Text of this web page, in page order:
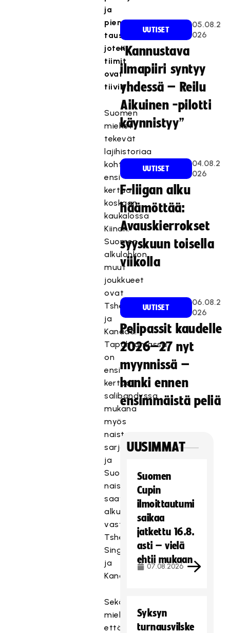
ja
pienen
taustaryhmän,
joten
tiimit
ovat
tiiviit.
Suomen
miehet
tekevät
lajihistoriaa
kohtaamalla
ensi
kertaa
koskaan
kaukalossa
Kiinan.
Suomen
alkulohkon
muut
joukkueet
ovat
Tshekki
ja
Kanada.
Tapahtumassa
on
ensi
kertaa
salibandyssa
mukana
myös
naisten
sarja,
ja
Suomen
naiset
saavat
alkulohkossaan
vastaansa
Tshekin,
Singaporen
ja
Kanadan.
Sekä
miehissä
että
UUTISET
05.08.2
026
“Kannustava
ilmapiiri syntyy
yhdessä – Reilu
Aikuinen -pilotti
käynnistyy”
UUTISET
04.08.2
026
F-liigan alku
häämöttää:
Avauskierrokset
syyskuun toisella
viikolla
UUTISET
06.08.2
026
Pelipassit kaudelle
2026–27 nyt
myynnissä –
hanki ennen
ensimmäistä peliä
UUSIMMAT
Suomen
Cupin
ilmoittautumi
saikaa
jatkettu 16.8.
asti – vielä
ehtii mukaan
07.08.2026
Syksyn
turnausvilske